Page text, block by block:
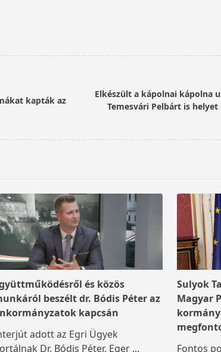
kapták az
Elkészült a kápolnai kápolna
Temesvári Pelbárt is
és közös
beszélt dr. Bódis Péter az
kapcsán
adott az Egri Ügyek
Dr. Bódis Péter, Eger ...
Sulyok
Magyar
Fontos